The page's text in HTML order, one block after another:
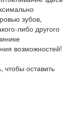
зубов,
либо другого
возможностей!
, чтобы оставить